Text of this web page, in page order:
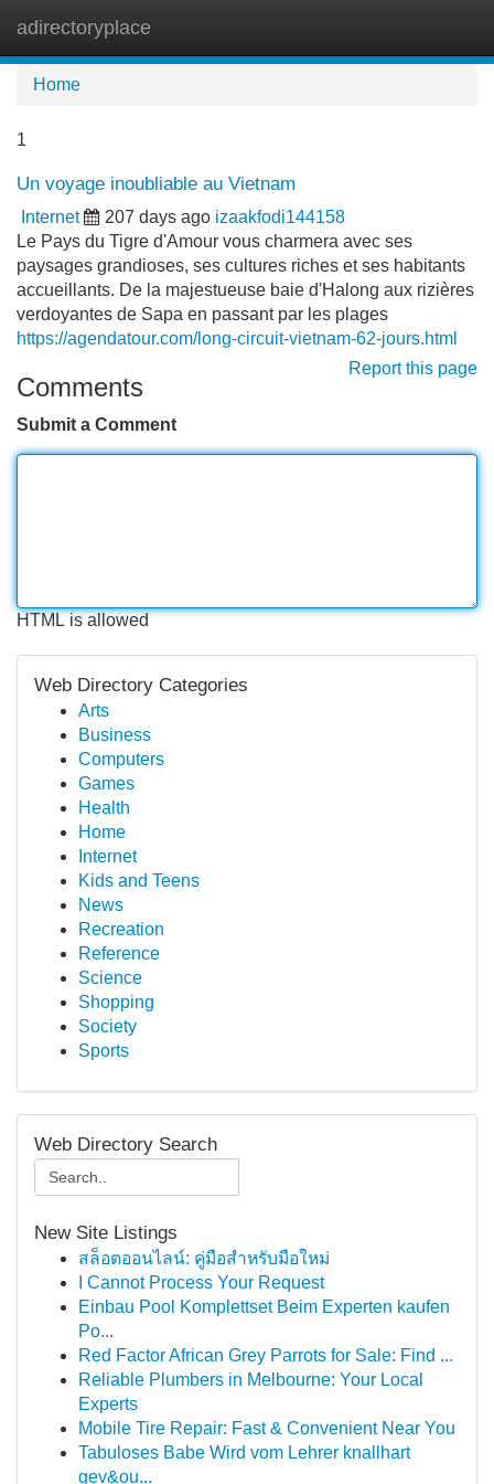
adirectoryplace
Home
1
Un voyage inoubliable au Vietnam
Internet 207 days ago izaakfodi144158
Le Pays du Tigre d'Amour vous charmera avec ses
paysages grandioses, ses cultures riches et ses habitants
accueillants. De la majestueuse baie d'Halong aux rizières
verdoyantes de Sapa en passant par les plages
https://agendatour.com/long-circuit-vietnam-62-jours.html
Report this page
Comments
Submit a Comment
HTML is allowed
Web Directory Categories
Arts
Business
Computers
Games
Health
Home
Internet
Kids and Teens
News
Recreation
Reference
Science
Shopping
Society
Sports
Web Directory Search
New Site Listings
สล็อตออนไลน์: คู่มือสำหรับมือใหม่
I Cannot Process Your Request
Einbau Pool Komplettset Beim Experten kaufen
Po...
Red Factor African Grey Parrots for Sale: Find ...
Reliable Plumbers in Melbourne: Your Local
Experts
Mobile Tire Repair: Fast & Convenient Near You
Tabuloses Babe Wird vom Lehrer knallhart
gev&ou...